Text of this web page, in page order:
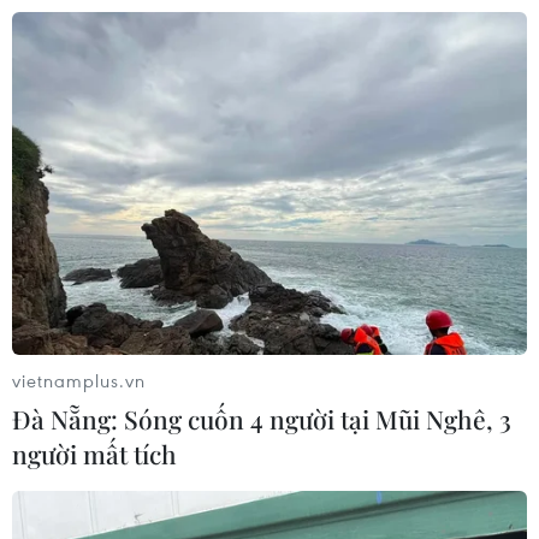
các cuộc tấn công quân
sự đồng thời xác nhận
Oman để lập tuyến hàng
hải nhưng không đàm
phán với Washington.
NGHE
thuộc tập đoàn thương
mại điện tử khổng lồ
Wildberries của Nga tại
Moskva khoảng 180 km về
phía Đông.
NGHE
vietnamplus.vn
Đà Nẵng: Sóng cuốn 4 người tại Mũi Nghê, 3
người mất tích